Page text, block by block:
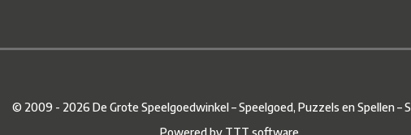
© 2009 - 2026 De Grote Speelgoedwinkel – Speelgoed, Puzzels en Spellen –